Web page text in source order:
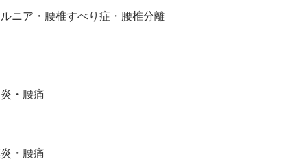
ニア・腰椎すべり症・腰椎分離
・腰痛
・腰痛